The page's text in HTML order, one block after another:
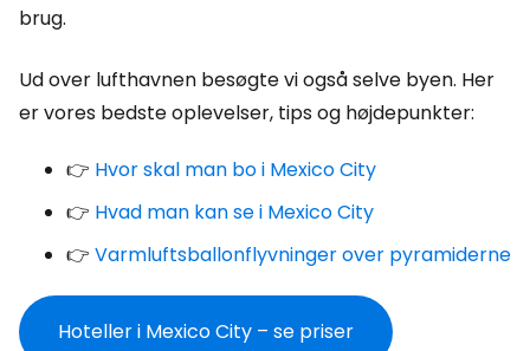
brug.
Ud over lufthavnen besøgte vi også selve byen. Her
er vores bedste oplevelser, tips og højdepunkter:
👉 Hvor skal man bo i Mexico City
👉 Hvad man kan se i Mexico City
👉 Varmluftsballonflyvninger over pyramiderne
Hoteller i Mexico City – se priser